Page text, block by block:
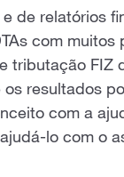
de relatórios
com
tributação FIZ
resultados
com a
lo com o